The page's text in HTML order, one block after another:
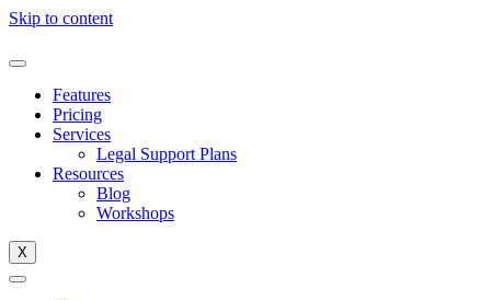
Skip to content
Features
Pricing
Services
Legal Support Plans
Resources
Blog
Workshops
X